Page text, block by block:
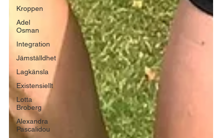
Kroppen
Adel
Osman
Integration
Jämställdhet
Lagkänsla
Existensiellt
Lotta
Broberg
Alexandra
Pascalidou